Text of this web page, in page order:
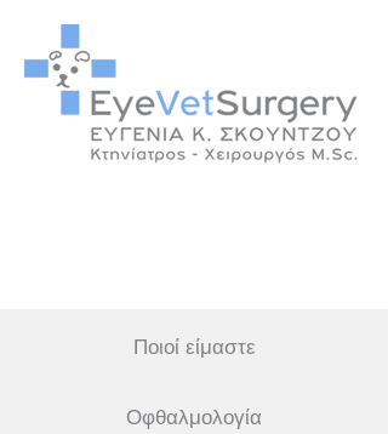
Ποιοί είμαστε
Οφθαλμολογία